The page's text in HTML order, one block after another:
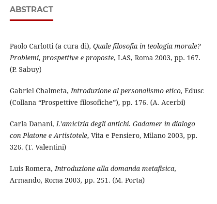
ABSTRACT
Paolo Carlotti (a cura di), Quale filosofia in teologia morale?
Problemi, prospettive e proposte, LAS, Roma 2003, pp. 167.
(P. Sabuy)
Gabriel Chalmeta,Introduzione al personalismo etico, Edusc
(Collana “Prospettive filosofiche”), pp. 176. (A. Acerbi)
Carla Danani,L’amicizia degli antichi. Gadamer in dialogo
con Platone e Artistotele, Vita e Pensiero, Milano 2003, pp.
326. (T. Valentini)
Luis Romera,Introduzione alla domanda metafisica,
Armando, Roma 2003, pp. 251. (M. Porta)